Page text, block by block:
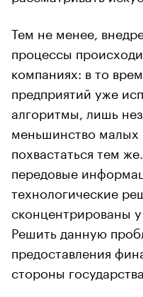
Тем не менее,
процессы
компаниях: в то
предприятий уже
алгоритмы, лишь
меньшинство
похвастаться тем
передовые
технологические
сконцентрированы
Решить данную
предоставления
стороны государства.